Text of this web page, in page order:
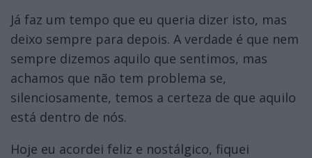
Já faz um tempo que eu queria dizer isto, mas
deixo sempre para depois. A verdade é que nem
sempre dizemos aquilo que sentimos, mas
achamos que não tem problema se,
silenciosamente, temos a certeza de que aquilo
está dentro de nós.
Hoje eu acordei feliz e nostálgico, fiquei